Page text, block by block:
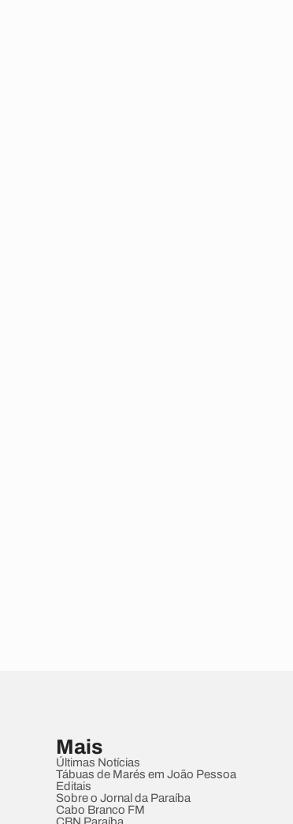
Mais
Últimas Notícias
Tábuas de Marés em João Pessoa
Editais
Sobre o Jornal da Paraíba
Cabo Branco FM